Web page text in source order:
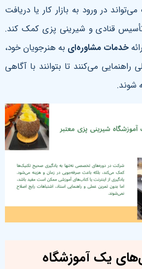
در ورود به بازار کار یا دریافت
قنادی و شیرینی پزی کمک کند.
خدمات مشاوره‌ای به هنرجویان خود،
می‌کنند تا بتوانند با آگاهی
شوند.
یک آموزشگاه